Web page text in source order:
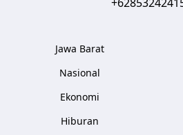
Jawa Barat
Nasional
Ekonomi
Hiburan